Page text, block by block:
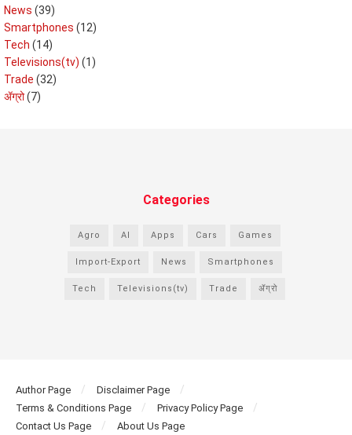
News (39)
Smartphones (12)
Tech (14)
Televisions(tv) (1)
Trade (32)
ॲग्रो(7)
Categories
Agro AI Apps Cars Games
Import-Export News Smartphones
Tech Televisions(tv) Trade ॲग्रो
Author Page
Disclaimer Page
Terms & Conditions Page
Privacy Policy Page
Contact Us Page
About Us Page